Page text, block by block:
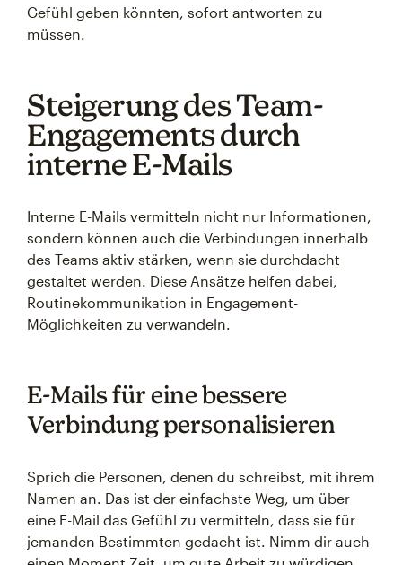
Gefühl geben könnten, sofort antworten zu
müssen.
Steigerung des Team-
Engagements durch
interne E-Mails
Interne E-Mails vermitteln nicht nur Informationen,
sondern können auch die Verbindungen innerhalb
des Teams aktiv stärken, wenn sie durchdacht
gestaltet werden. Diese Ansätze helfen dabei,
Routinekommunikation in Engagement-
Möglichkeiten zu verwandeln.
E-Mails für eine bessere
Verbindung personalisieren
Sprich die Personen, denen du schreibst, mit ihrem
Namen an. Das ist der einfachste Weg, um über
eine E-Mail das Gefühl zu vermitteln, dass sie für
jemanden Bestimmten gedacht ist. Nimm dir auch